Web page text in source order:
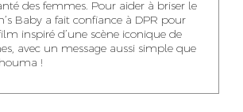
AGENT
des femmes. Pour aider à briser le
Baby a fait confiance à DPR pour
inspiré d’une scène iconique de
avec un message aussi simple que
!